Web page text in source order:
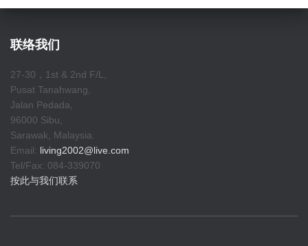
联络我们
27-30，1st & 2nd F/L,
Pusat Tanahwang,
Jalan Pedada,
96000 Sibu,
Sarawak, Malaysia.
Email: living2002@live.com
Tel/Fax: 084-339070
按此与我们联系